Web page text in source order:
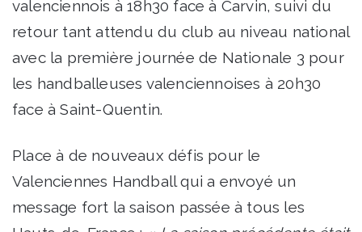
valenciennois à 18h30 face à Carvin, suivi du
retour tant attendu du club au niveau national
avec la première journée de Nationale 3 pour
les handballeuses valenciennoises à 20h30
face à Saint-Quentin.
Place à de nouveaux défis pour le
Valenciennes Handball qui a envoyé un
message fort la saison passée à tous les